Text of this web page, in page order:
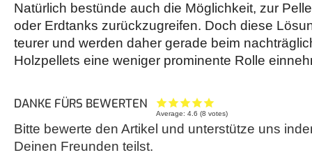
Natürlich bestünde auch die Möglichkeit, zur
oder Erdtanks zurückzugreifen. Doch diese
teurer und werden daher gerade beim
Holzpellets eine weniger prominente Rolle
DANKE FÜRS BEWERTEN
Average:4.6 (8 votes)
Bitte bewerte den Artikel und unterstütze uns
Deinen Freunden teilst.